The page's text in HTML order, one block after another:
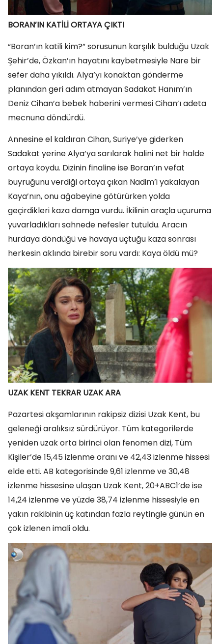
BORAN’IN KATİLİ ORTAYA ÇIKTI
“Boran’ın katili kim?” sorusunun karşılık bulduğu Uzak
Şehir’de, Özkan’ın hayatını kaybetmesiyle Nare bir
sefer daha yıkıldı. Alya’yı konaktan gönderme
planından geri adım atmayan Sadakat Hanım’ın
Deniz Cihan’a bebek haberini vermesi Cihan’ı adeta
mecnuna döndürdü.
Annesine el kaldıran Cihan, Suriye’ye giderken
Sadakat yerine Alya’ya sarılarak halini net bir halde
ortaya koydu. Dizinin finaline ise Boran’ın vefat
buyruğunu verdiği ortaya çıkan Nadim’i yakalayan
Kaya’nın, onu ağabeyine götürürken yolda
geçirdikleri kaza damga vurdu. İkilinin araçla uçuruma
yuvarladıkları sahnede nefesler tutuldu. Aracın
hurdaya döndüğü ve havaya uçtuğu kaza sonrası
herkesin aklında birebir soru vardı: Kaya öldü mü?
UZAK KENT TEKRAR UZAK ARA
Pazartesi akşamlarının rakipsiz dizisi Uzak Kent, bu
geleneği aralıksız sürdürüyor. Tüm kategorilerde
yeniden uzak orta birinci olan fenomen dizi, Tüm
Kişiler’de 15,45 izlenme oranı ve 42,43 izlenme hissesi
elde etti. AB kategorisinde 9,61 izlenme ve 30,48
izlenme hissesine ulaşan Uzak Kent, 20+ABC1’de ise
14,24 izlenme ve yüzde 38,74 izlenme hissesiyle en
yakın rakibinin üç katından fazla reytingle günün en
çok izlenen imali oldu.